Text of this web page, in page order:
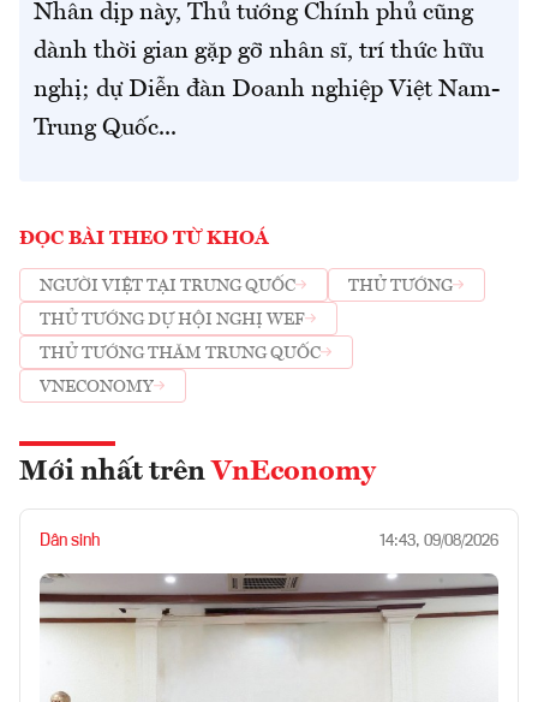
Nhân dịp này, Thủ tướng Chính phủ cũng
dành thời gian gặp gỡ nhân sĩ, trí thức hữu
nghị; dự Diễn đàn Doanh nghiệp Việt Nam-
Trung Quốc...
ĐỌC BÀI THEO TỪ KHOÁ
NGƯỜI VIỆT TẠI TRUNG QUỐC
THỦ TƯỚNG
THỦ TƯỚNG DỰ HỘI NGHỊ WEF
THỦ TƯỚNG THĂM TRUNG QUỐC
VNECONOMY
Mới nhất trên VnEconomy
Dân sinh 14:43, 09/08/2026